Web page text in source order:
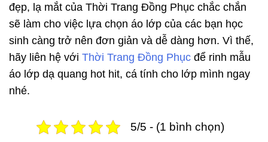
đẹp, lạ mắt của Thời Trang Đồng Phục chắc chắn
sẽ làm cho việc lựa chọn áo lớp của các bạn học
sinh càng trở nên đơn giản và dễ dàng hơn. Vì thế,
hãy liên hệ với Thời Trang Đồng Phục để rinh mẫu
áo lớp dạ quang hot hit, cá tính cho lớp mình ngay
nhé.
5/5 - (1 bình chọn)